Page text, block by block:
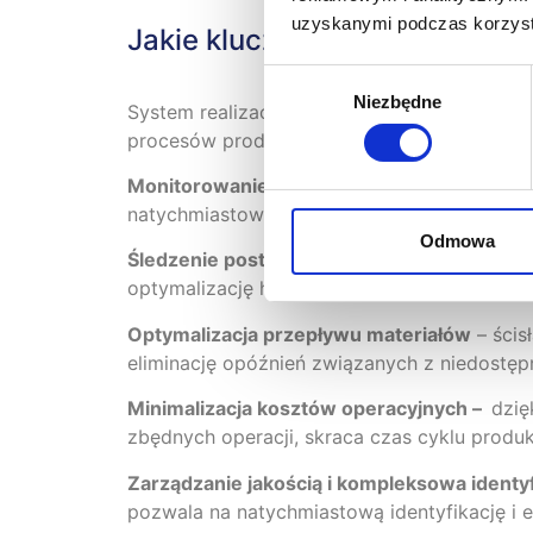
uzyskanymi podczas
zgody
Niezbędne
Odmowa
Jakie kluczowe funkcje i
System realizacji produkcji (Manufacturing
procesów produkcyjnych, wpływając na
Monitorowanie procesu produkcji w
natychmiastowe reagowanie na
Śledzenie postępu i efektywności zadań
optymalizację harmonogramów produkcji i
Optymalizacja przepływu materiałów –
eliminację opóźnień związanych z
Minimalizacja kosztów operacyjnych –
zbędnych operacji, skraca czas cyklu
Zarządzanie jakością i kompleksowa
pozwala na natychmiastową identyfikację i